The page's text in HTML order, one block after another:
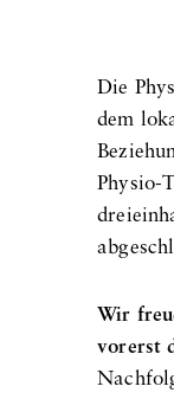
Die
dem
Physio-
Wir
vorerst